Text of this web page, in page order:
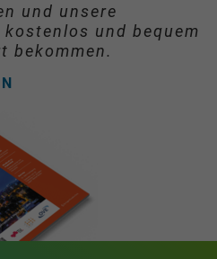
und unsere
und bequem
bekommen.